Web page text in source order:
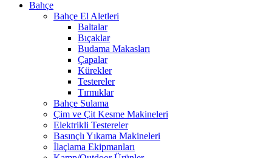
Bahçe
Bahçe El Aletleri
Baltalar
Bıçaklar
Budama Makasları
Çapalar
Kürekler
Testereler
Tırmıklar
Bahçe Sulama
Çim ve Çit Kesme Makineleri
Elektrikli Testereler
Basınçlı Yıkama Makineleri
İlaçlama Ekipmanları